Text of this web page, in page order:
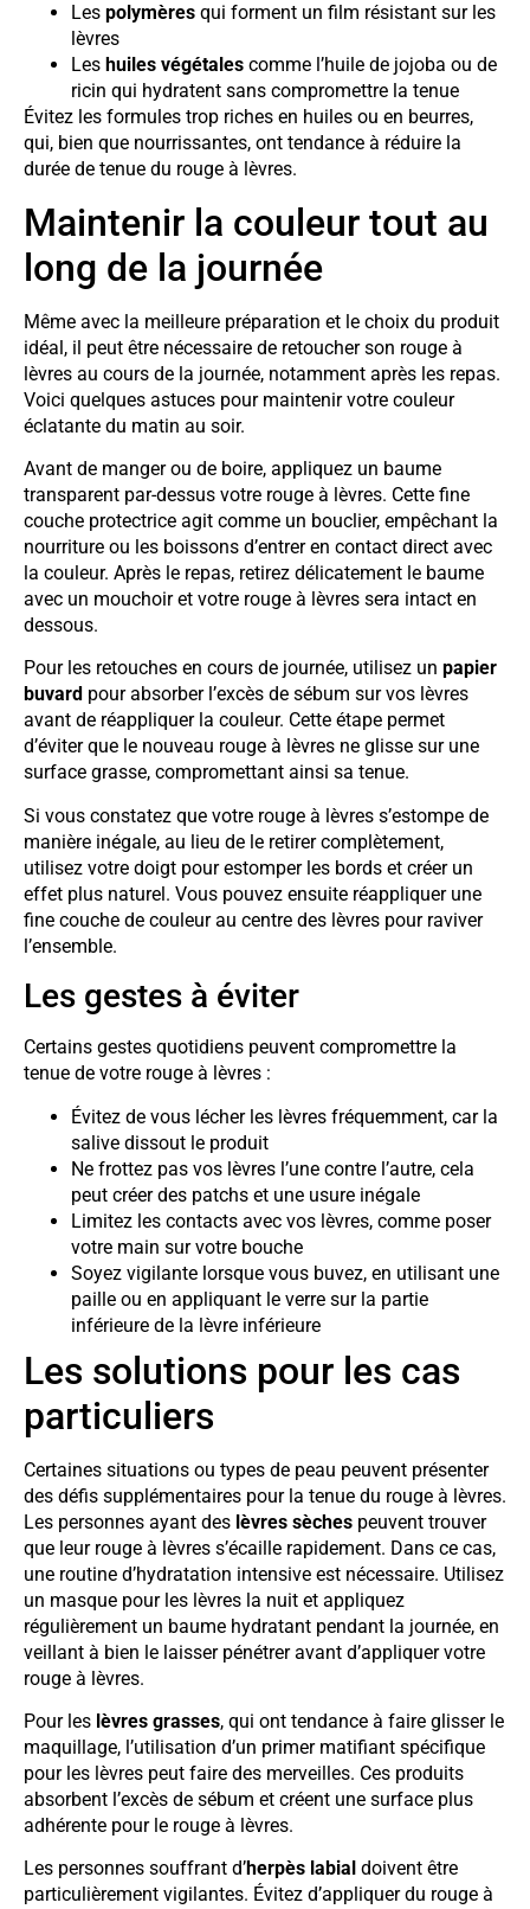
Les polymères qui forment un film résistant sur les
lèvres
Les huiles végétales comme l’huile de jojoba ou de
ricin qui hydratent sans compromettre la tenue
Évitez les formules trop riches en huiles ou en beurres,
qui, bien que nourrissantes, ont tendance à réduire la
durée de tenue du rouge à lèvres.
Maintenir la couleur tout au
long de la journée
Même avec la meilleure préparation et le choix du produit
idéal, il peut être nécessaire de retoucher son rouge à
lèvres au cours de la journée, notamment après les repas.
Voici quelques astuces pour maintenir votre couleur
éclatante du matin au soir.
Avant de manger ou de boire, appliquez un baume
transparent par-dessus votre rouge à lèvres. Cette fine
couche protectrice agit comme un bouclier, empêchant la
nourriture ou les boissons d’entrer en contact direct avec
la couleur. Après le repas, retirez délicatement le baume
avec un mouchoir et votre rouge à lèvres sera intact en
dessous.
Pour les retouches en cours de journée, utilisez un papier
buvard pour absorber l’excès de sébum sur vos lèvres
avant de réappliquer la couleur. Cette étape permet
d’éviter que le nouveau rouge à lèvres ne glisse sur une
surface grasse, compromettant ainsi sa tenue.
Si vous constatez que votre rouge à lèvres s’estompe de
manière inégale, au lieu de le retirer complètement,
utilisez votre doigt pour estomper les bords et créer un
effet plus naturel. Vous pouvez ensuite réappliquer une
fine couche de couleur au centre des lèvres pour raviver
l’ensemble.
Les gestes à éviter
Certains gestes quotidiens peuvent compromettre la
tenue de votre rouge à lèvres :
Évitez de vous lécher les lèvres fréquemment, car la
salive dissout le produit
Ne frottez pas vos lèvres l’une contre l’autre, cela
peut créer des patchs et une usure inégale
Limitez les contacts avec vos lèvres, comme poser
votre main sur votre bouche
Soyez vigilante lorsque vous buvez, en utilisant une
paille ou en appliquant le verre sur la partie
inférieure de la lèvre inférieure
Les solutions pour les cas
particuliers
Certaines situations ou types de peau peuvent présenter
des défis supplémentaires pour la tenue du rouge à lèvres.
Les personnes ayant des lèvres sèches peuvent trouver
que leur rouge à lèvres s’écaille rapidement. Dans ce cas,
une routine d’hydratation intensive est nécessaire. Utilisez
un masque pour les lèvres la nuit et appliquez
régulièrement un baume hydratant pendant la journée, en
veillant à bien le laisser pénétrer avant d’appliquer votre
rouge à lèvres.
Pour les lèvres grasses, qui ont tendance à faire glisser le
maquillage, l’utilisation d’un primer matifiant spécifique
pour les lèvres peut faire des merveilles. Ces produits
absorbent l’excès de sébum et créent une surface plus
adhérente pour le rouge à lèvres.
Les personnes souffrant d’herpès labial doivent être
particulièrement vigilantes. Évitez d’appliquer du rouge à